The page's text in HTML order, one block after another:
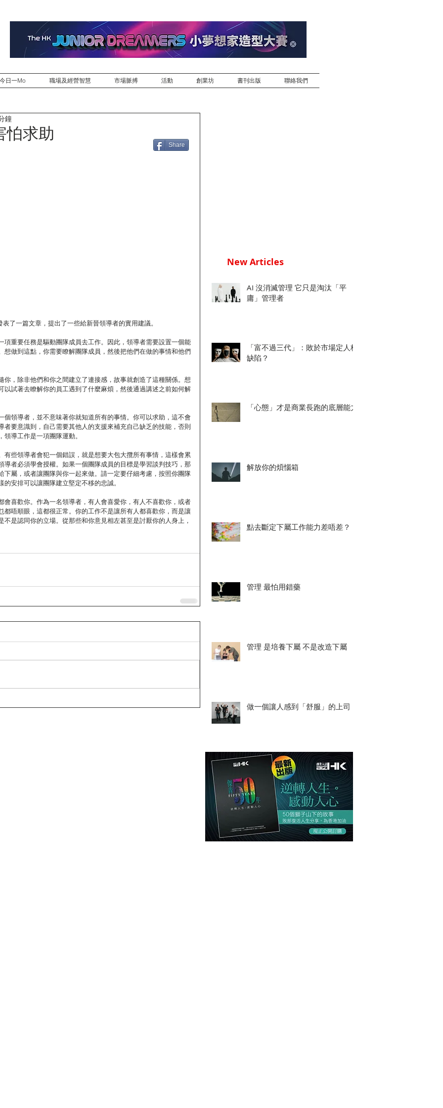
今日一Mo 職場及經營智慧 市場脈搏 活動 創業坊 書刊出版 聯絡我們
怕求助
鐘
了一篇文章，提出了一些給新晉領導者的實用建議。
項重要任務是驅動團隊成員去工作。因此，領導者需要設置一個能
想做到這點，你需要瞭解團隊成員，然後把他們在做的事情和他們
你，除非他們和你之間建立了連接感，故事就創造了這種關係。想
以試著去瞭解你的員工遇到了什麼麻煩，然後通過講述之前如何解
個領導者，並不意味著你就知道所有的事情。你可以求助，這不會
者要意識到，自己需要其他人的支援來補充自己缺乏的技能，否則
導工作是一項團隊運動。
有些領導者會犯一個錯誤，就是想要大包大攬所有事情，這樣會累
導者必須學會授權。如果一個團隊成員的目標是學習談判技巧，那
下屬，或者讓團隊與你一起來做。請一定要仔細考慮，按照你團隊
安排可以讓團隊建立堅定不移的忠誠。
會喜歡你。作為一名領導者，有人會喜愛你，有人不喜歡你，或者
都唔順眼，這都很正常。你的工作不是讓所有人都喜歡你，而是讓
不是認同你的立場。從那些和你意見相左甚至是討厭你的人身上，
Share
New Articles
AI 沒消滅管理 它只是淘汰「平
庸」管理者
「富不過三代」：敗於市場定人格
缺陷？
「心態」才是商業長跑的底層能力
解放你的煩惱箱
點去斷定下屬工作能力差唔差？
管理 最怕用錯藥
管理 是培養下屬 不是改造下屬
做一個讓人感到「舒服」的上司